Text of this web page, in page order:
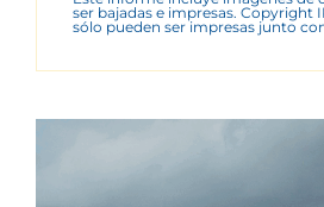
ser bajadas e impresas. Copyright
sólo pueden ser impresas junto